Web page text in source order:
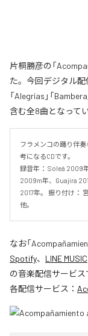
片桐勝彦の「
た。今回デジタル配
「Alegrías」「
含む全8曲となってい
フラメンコの踊り伴奏
考になるCDです。
録音年： Soleá 2009
2009m年、Guajira
2017年。 振り付け：
他。
なお「
Spotify、 LINE MUSIC
の音楽配信サービス
各配信サービス：